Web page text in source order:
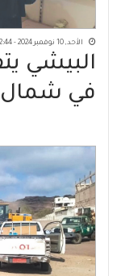
الأحد, 10 نوفمبر 2024 - 12:44 ص
البيشي
في